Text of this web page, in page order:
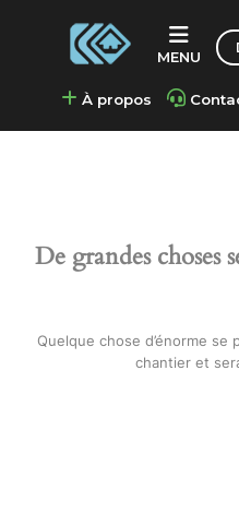
À propos
Portes et automatismes
Portillon
De grandes choses
Quelque chose d’énorme
chantier et